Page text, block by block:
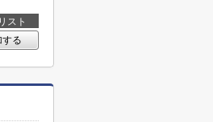
スト
する